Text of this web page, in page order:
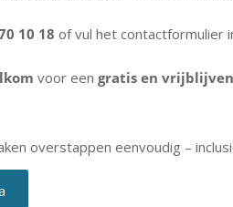
10 18 of vul het contactformulier
voor een gratis en
overstappen eenvoudig –